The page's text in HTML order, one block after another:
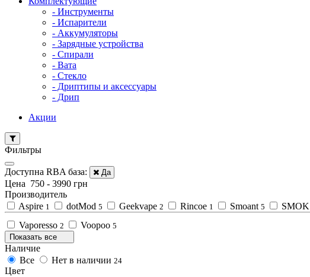
- Инструменты
- Испарители
- Аккумуляторы
- Зарядные устройства
- Спирали
- Вата
- Стекло
- Дриптипы и аксессуары
- Дрип
Акции
Фильтры
Доступна RBA база: Да
Цена 750 - 3990 грн
Производитель
Aspire 1 dotMod 5 Geekvape 2 Rincoe 1 Smoant 5 SMOK
Vaporesso 2 Voopoo 5
Показать все
Наличие
Все
Нет в наличии 24
Цвет